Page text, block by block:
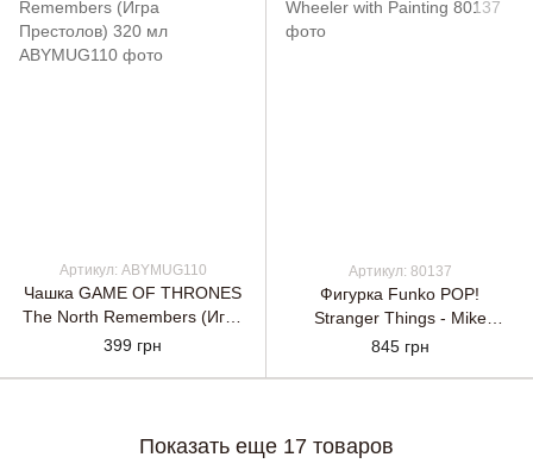
Артикул: ABYMUG110
Чашка GAME OF THRONES
The North Remembers (Игра
Престолов) 320 мл
399 грн
Артикул: 80137
Фигурка Funko POP!
Stranger Things - Mike
Wheeler with Painting
845 грн
Показать еще 17 товаров